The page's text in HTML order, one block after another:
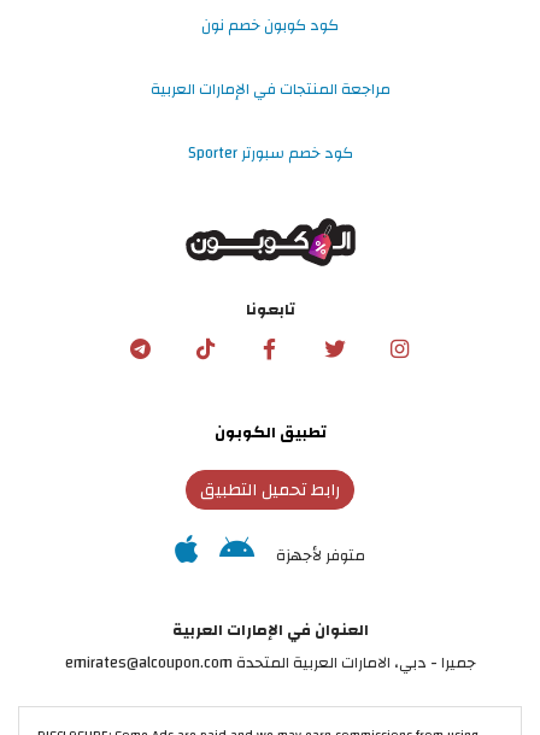
كود كوبون خصم نون
مراجعة المنتجات في الإمارات العربية
كود خصم سبورتر Sporter
تابعونا
تطبيق الكوبون
رابط تحميل التطبيق
متوفر لأجهزة
العنوان في الإمارات العربية
جميرا - دبي، الامارات العربية المتحدة emirates@alcoupon.com